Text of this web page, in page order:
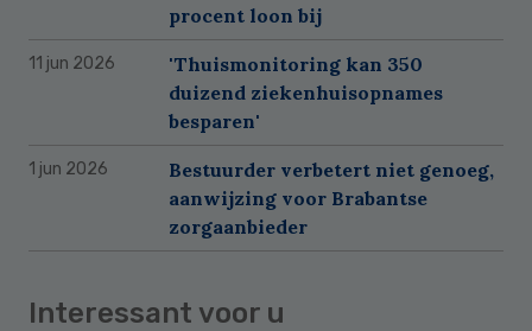
procent loon bij
11 jun 2026
'Thuismonitoring kan 350
duizend ziekenhuisopnames
besparen'
1 jun 2026
Bestuurder verbetert niet genoeg,
aanwijzing voor Brabantse
zorgaanbieder
Interessant voor u